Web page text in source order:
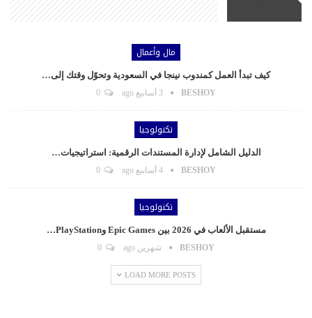
مال وأعمال
كيف تبدأ العمل كمندوب نينجا في السعودية وتحوّل وقتك إلى…
BESHOY 3 أسابيع ago
تكنولوجيا
الدليل الشامل لإدارة المستندات الرقمية: استراتيجيات…
BESHOY 4 أسابيع ago
تكنولوجيا
مستقبل الألعاب في 2026 بين Epic Games وPlayStation…
BESHOY شهرين ago
LOAD MORE POSTS